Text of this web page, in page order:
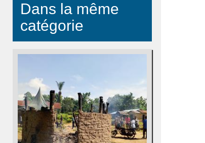
Dans la même
catégorie